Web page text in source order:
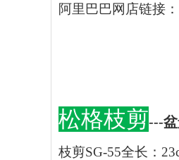
阿里巴巴网店链接：
松格枝剪---
枝剪SG-55全长：